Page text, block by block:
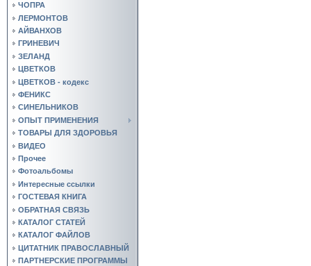
ЧОПРА
ЛЕРМОНТОВ
АЙВАНХОВ
ГРИНЕВИЧ
ЗЕЛАНД
ЦВЕТКОВ
ЦВЕТКОВ - кодекс
ФЕНИКС
СИНЕЛЬНИКОВ
ОПЫТ ПРИМЕНЕНИЯ
ТОВАРЫ ДЛЯ ЗДОРОВЬЯ
ВИДЕО
Прочее
Фотоальбомы
Интересные ссылки
ГОСТЕВАЯ КНИГА
ОБРАТНАЯ СВЯЗЬ
КАТАЛОГ СТАТЕЙ
КАТАЛОГ ФАЙЛОВ
ЦИТАТНИК ПРАВОСЛАВНЫЙ
ПАРТНЕРСКИЕ ПРОГРАММЫ